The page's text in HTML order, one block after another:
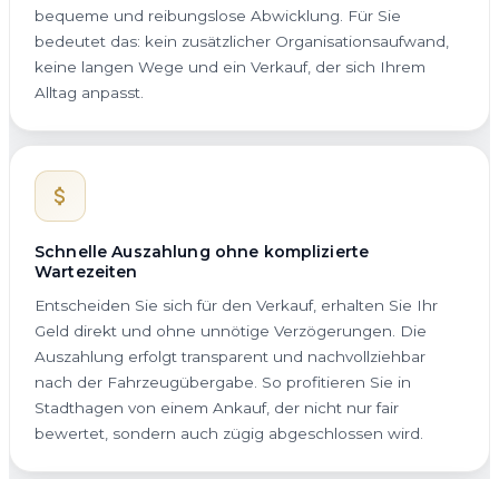
bequeme und reibungslose Abwicklung. Für Sie
bedeutet das: kein zusätzlicher Organisationsaufwand,
keine langen Wege und ein Verkauf, der sich Ihrem
Alltag anpasst.
Schnelle Auszahlung ohne komplizierte
Wartezeiten
Entscheiden Sie sich für den Verkauf, erhalten Sie Ihr
Geld direkt und ohne unnötige Verzögerungen. Die
Auszahlung erfolgt transparent und nachvollziehbar
nach der Fahrzeugübergabe. So profitieren Sie in
Stadthagen von einem Ankauf, der nicht nur fair
bewertet, sondern auch zügig abgeschlossen wird.